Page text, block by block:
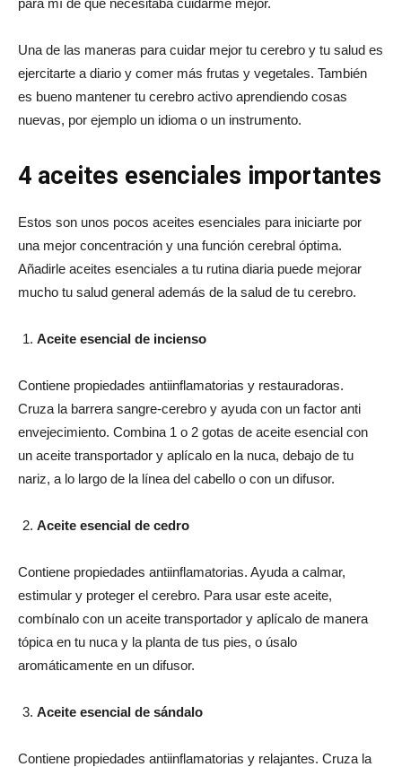
Una de las maneras para cuidar mejor tu cerebro y tu salud es
ejercitarte a diario y comer más frutas y vegetales. También
es bueno mantener tu cerebro activo aprendiendo cosas
nuevas, por ejemplo un idioma o un instrumento.
4 aceites esenciales importantes
Estos son unos pocos aceites esenciales para iniciarte por
una mejor concentración y una función cerebral óptima.
Añadirle aceites esenciales a tu rutina diaria puede mejorar
mucho tu salud general además de la salud de tu cerebro.
Aceite esencial de incienso
Contiene propiedades antiinflamatorias y restauradoras.
Cruza la barrera sangre-cerebro y ayuda con un factor anti
envejecimiento. Combina 1 o 2 gotas de aceite esencial con
un aceite transportador y aplícalo en la nuca, debajo de tu
nariz, a lo largo de la línea del cabello o con un difusor.
Aceite esencial de cedro
Contiene propiedades antiinflamatorias. Ayuda a calmar,
estimular y proteger el cerebro. Para usar este aceite,
combínalo con un aceite transportador y aplícalo de manera
tópica en tu nuca y la planta de tus pies, o úsalo
aromáticamente en un difusor.
Aceite esencial de sándalo
Contiene propiedades antiinflamatorias y relajantes. Cruza la